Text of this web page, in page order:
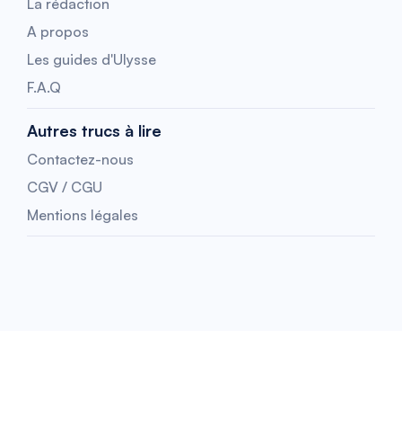
La rédaction
A propos
Les guides d'Ulysse
F.A.Q
Autres trucs à lire
Contactez-nous
CGV / CGU
Mentions légales